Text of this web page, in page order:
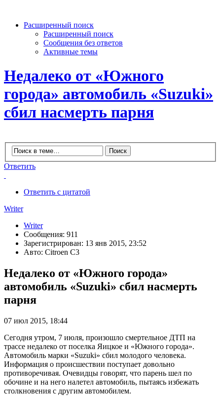
Расширенный поиск
Расширенный поиск
Сообщения без ответов
Активные темы
Недалеко от «Южного
города» автомобиль «Suzuki»
сбил насмерть парня
Ответить
Ответить с цитатой
Writer
Writer
Сообщения: 911
Зарегистрирован: 13 янв 2015, 23:52
Авто: Citroen C3
Недалеко от «Южного города»
автомобиль «Suzuki» сбил насмерть
парня
07 июл 2015, 18:44
Сегодня утром, 7 июля, произошло смертельное ДТП на
трассе недалеко от поселка Яицкое и «Южного города».
Автомобиль марки «Suzuki» сбил молодого человека.
Информация о происшествии поступает довольно
противоречивая. Очевидцы говорят, что парень шел по
обочине и на него налетел автомобиль, пытаясь избежать
столкновения с другим автомобилем.